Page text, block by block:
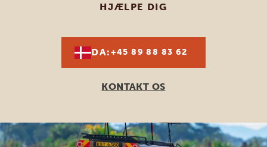
HJÆLPE DIG
DA:+45 89 88 83 62
KONTAKT OS